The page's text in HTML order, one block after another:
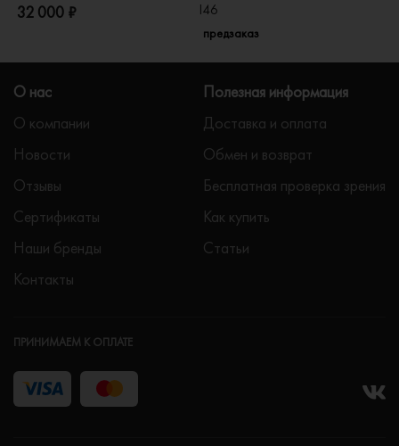
32 000 ₽
I46
предзаказ
О нас
О компании
Новости
Отзывы
Сертификаты
Наши бренды
Контакты
Полезная информация
Доставка и оплата
Обмен и возврат
Бесплатная проверка зрения
Как купить
Статьи
ПРИНИМАЕМ К ОПЛАТЕ